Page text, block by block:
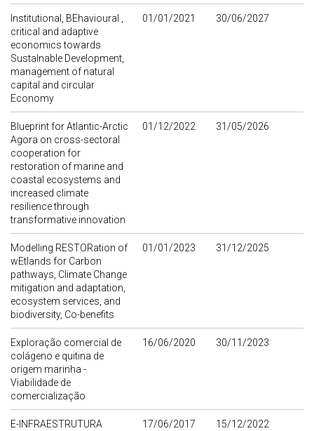
Institutional, BEhavioural ,
critical and adaptive
economics towards
Sustalnable Development,
management of natural
capital and circular
Economy
01/01/2021 30/06/2027
Blueprint for Atlantic-Arctic
Agora on cross-sectoral
cooperation for
restoration of marine and
coastal ecosystems and
increased climate
resilience through
transformative innovation
01/12/2022 31/05/2026
Modelling RESTORation of
wEtlands for Carbon
pathways, Climate Change
mitigation and adaptation,
ecosystem services, and
biodiversity, Co-benefits
01/01/2023 31/12/2025
Exploração comercial de
colágeno e quitina de
origem marinha -
Viabilidade de
comercialização
16/06/2020 30/11/2023
E-INFRAESTRUTURA
17/06/2017 15/12/2022